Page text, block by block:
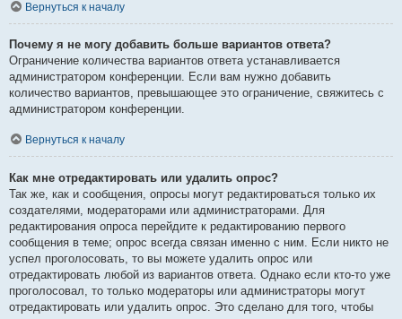
Вернуться к началу
Почему я не могу добавить больше вариантов ответа?
Ограничение количества вариантов ответа устанавливается
администратором конференции. Если вам нужно добавить
количество вариантов, превышающее это ограничение, свяжитесь с
администратором конференции.
Вернуться к началу
Как мне отредактировать или удалить опрос?
Так же, как и сообщения, опросы могут редактироваться только их
создателями, модераторами или администраторами. Для
редактирования опроса перейдите к редактированию первого
сообщения в теме; опрос всегда связан именно с ним. Если никто не
успел проголосовать, то вы можете удалить опрос или
отредактировать любой из вариантов ответа. Однако если кто-то уже
проголосовал, то только модераторы или администраторы могут
отредактировать или удалить опрос. Это сделано для того, чтобы